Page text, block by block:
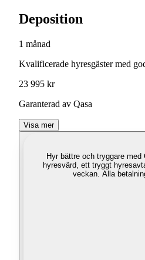
Deposition
1 månad
Kvalificerade hyresgäster med
23 995 kr
Garanterad av Qasa
Visa mer
Hyr bättre och tryggare med
hyresvärd, ett tryggt
veckan. Alla